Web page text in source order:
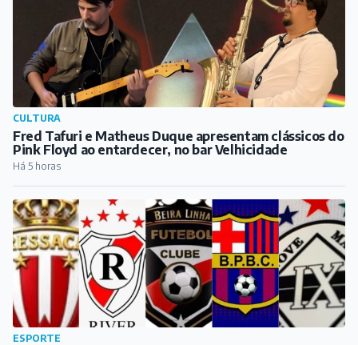
CULTURA
Fred Tafuri e Matheus Duque apresentam clássicos do
Pink Floyd ao entardecer, no bar Velhicidade
Há 5 horas
ESPORTE